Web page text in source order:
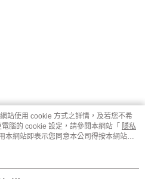
站使用 cookie 方式之詳情，及若您不希
腦的 cookie 設定，請參閱本網站「 隱私
本網站即表示您同意本公司得按本網站使